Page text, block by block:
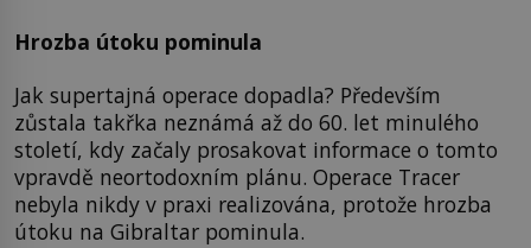
Hrozba útoku pominula
Jak supertajná operace dopadla? Především
zůstala takřka neznámá až do 60. let minulého
století, kdy začaly prosakovat informace o tomto
vpravdě neortodoxním plánu. Operace Tracer
nebyla nikdy v praxi realizována, protože hrozba
útoku na Gibraltar pominula.